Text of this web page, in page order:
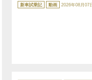
テ
ゴ
新車試乗記 動画 2026年08月07